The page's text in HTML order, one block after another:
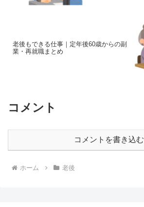
老後もできる仕事｜定年後60歳からの副
業・再就職まとめ
コメント
コメントを書き込む
ホーム 老後